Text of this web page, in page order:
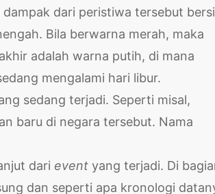
dari peristiwa tersebut
Bila berwarna merah, maka
adalah warna putih, di mana
mengalami hari libur.
sedang terjadi. Seperti misal,
baru di negara tersebut. Nama
dari event yang terjadi. Di
dan seperti apa kronologi